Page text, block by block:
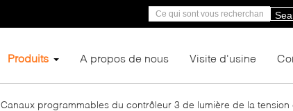
Produits A propos de nous Visite d'usine
Canaux programmables du contrôleur 3 de lumière de la